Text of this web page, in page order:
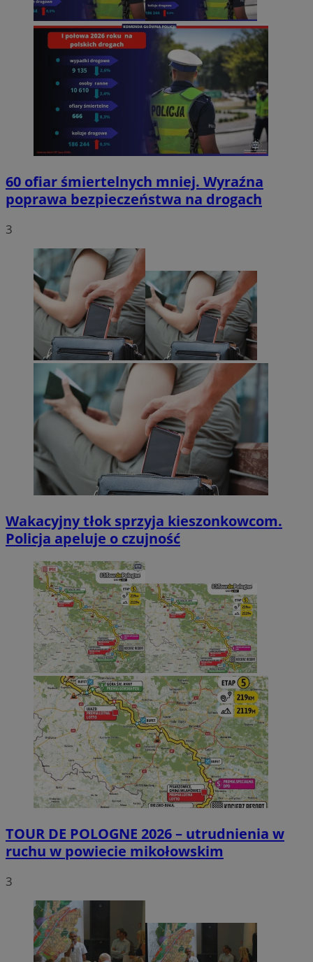
60 ofiar śmiertelnych mniej. Wyraźna
poprawa bezpieczeństwa na drogach
3
Wakacyjny tłok sprzyja kieszonkowcom.
Policja apeluje o czujność
TOUR DE POLOGNE 2026 – utrudnienia w
ruchu w powiecie mikołowskim
3